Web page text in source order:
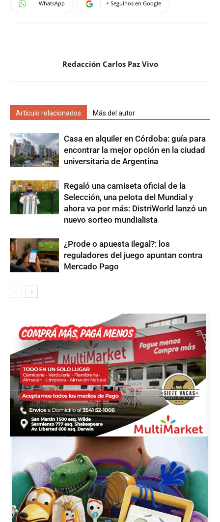
WhatsApp + Seguinos en Google
Redacción Carlos Paz Vivo
Artículo relacionados Más del autor
Casa en alquiler en Córdoba: guía para
encontrar la mejor opción en la ciudad
universitaria de Argentina
Regaló una camiseta oficial de la
Selección, una pelota del Mundial y
ahora va por más: DistriWorld lanzó un
nuevo sorteo mundialista
¿Prode o apuesta ilegal?: los
reguladores del juego apuntan contra
Mercado Pago